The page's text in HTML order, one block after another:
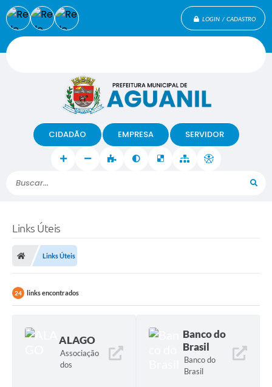
LOGIN / CADASTRO
Buscar...
CIDADÃO EMPRESA SERVIDOR
Links Úteis
Links Úteis
24 links encontrados
ALAGO
Associação
dos
Banco do
Brasil
Banco do
Brasil